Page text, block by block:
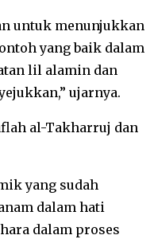
untuk menunjukkan
yang baik dalam
lil alamin dan
ujarnya.
al-Takharruj dan
yang sudah
dalam hati
dalam proses